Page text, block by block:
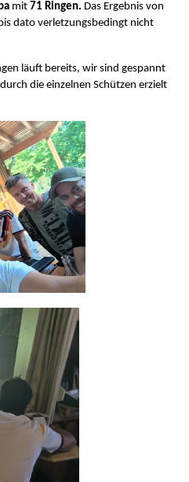
mit 71 Ringen. Das Ergebnis von
dato verletzungsbedingt nicht
läuft bereits, wir sind gespannt
die einzelnen Schützen erzielt